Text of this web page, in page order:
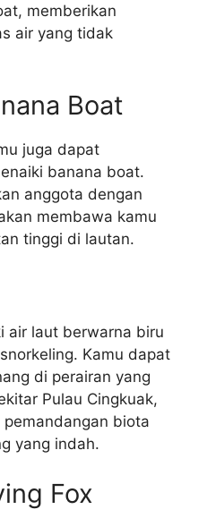
memberikan
air yang tidak
Boat
juga dapat
banana boat.
anggota dengan
membawa kamu
tinggi di lautan.
air laut berwarna biru
Kamu dapat
di perairan yang
Pulau Cingkuak,
biota
yang indah.
Fox